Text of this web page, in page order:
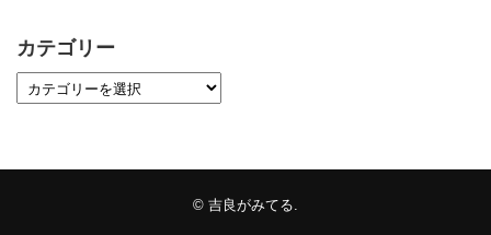
カテゴリー
© 吉良がみてる